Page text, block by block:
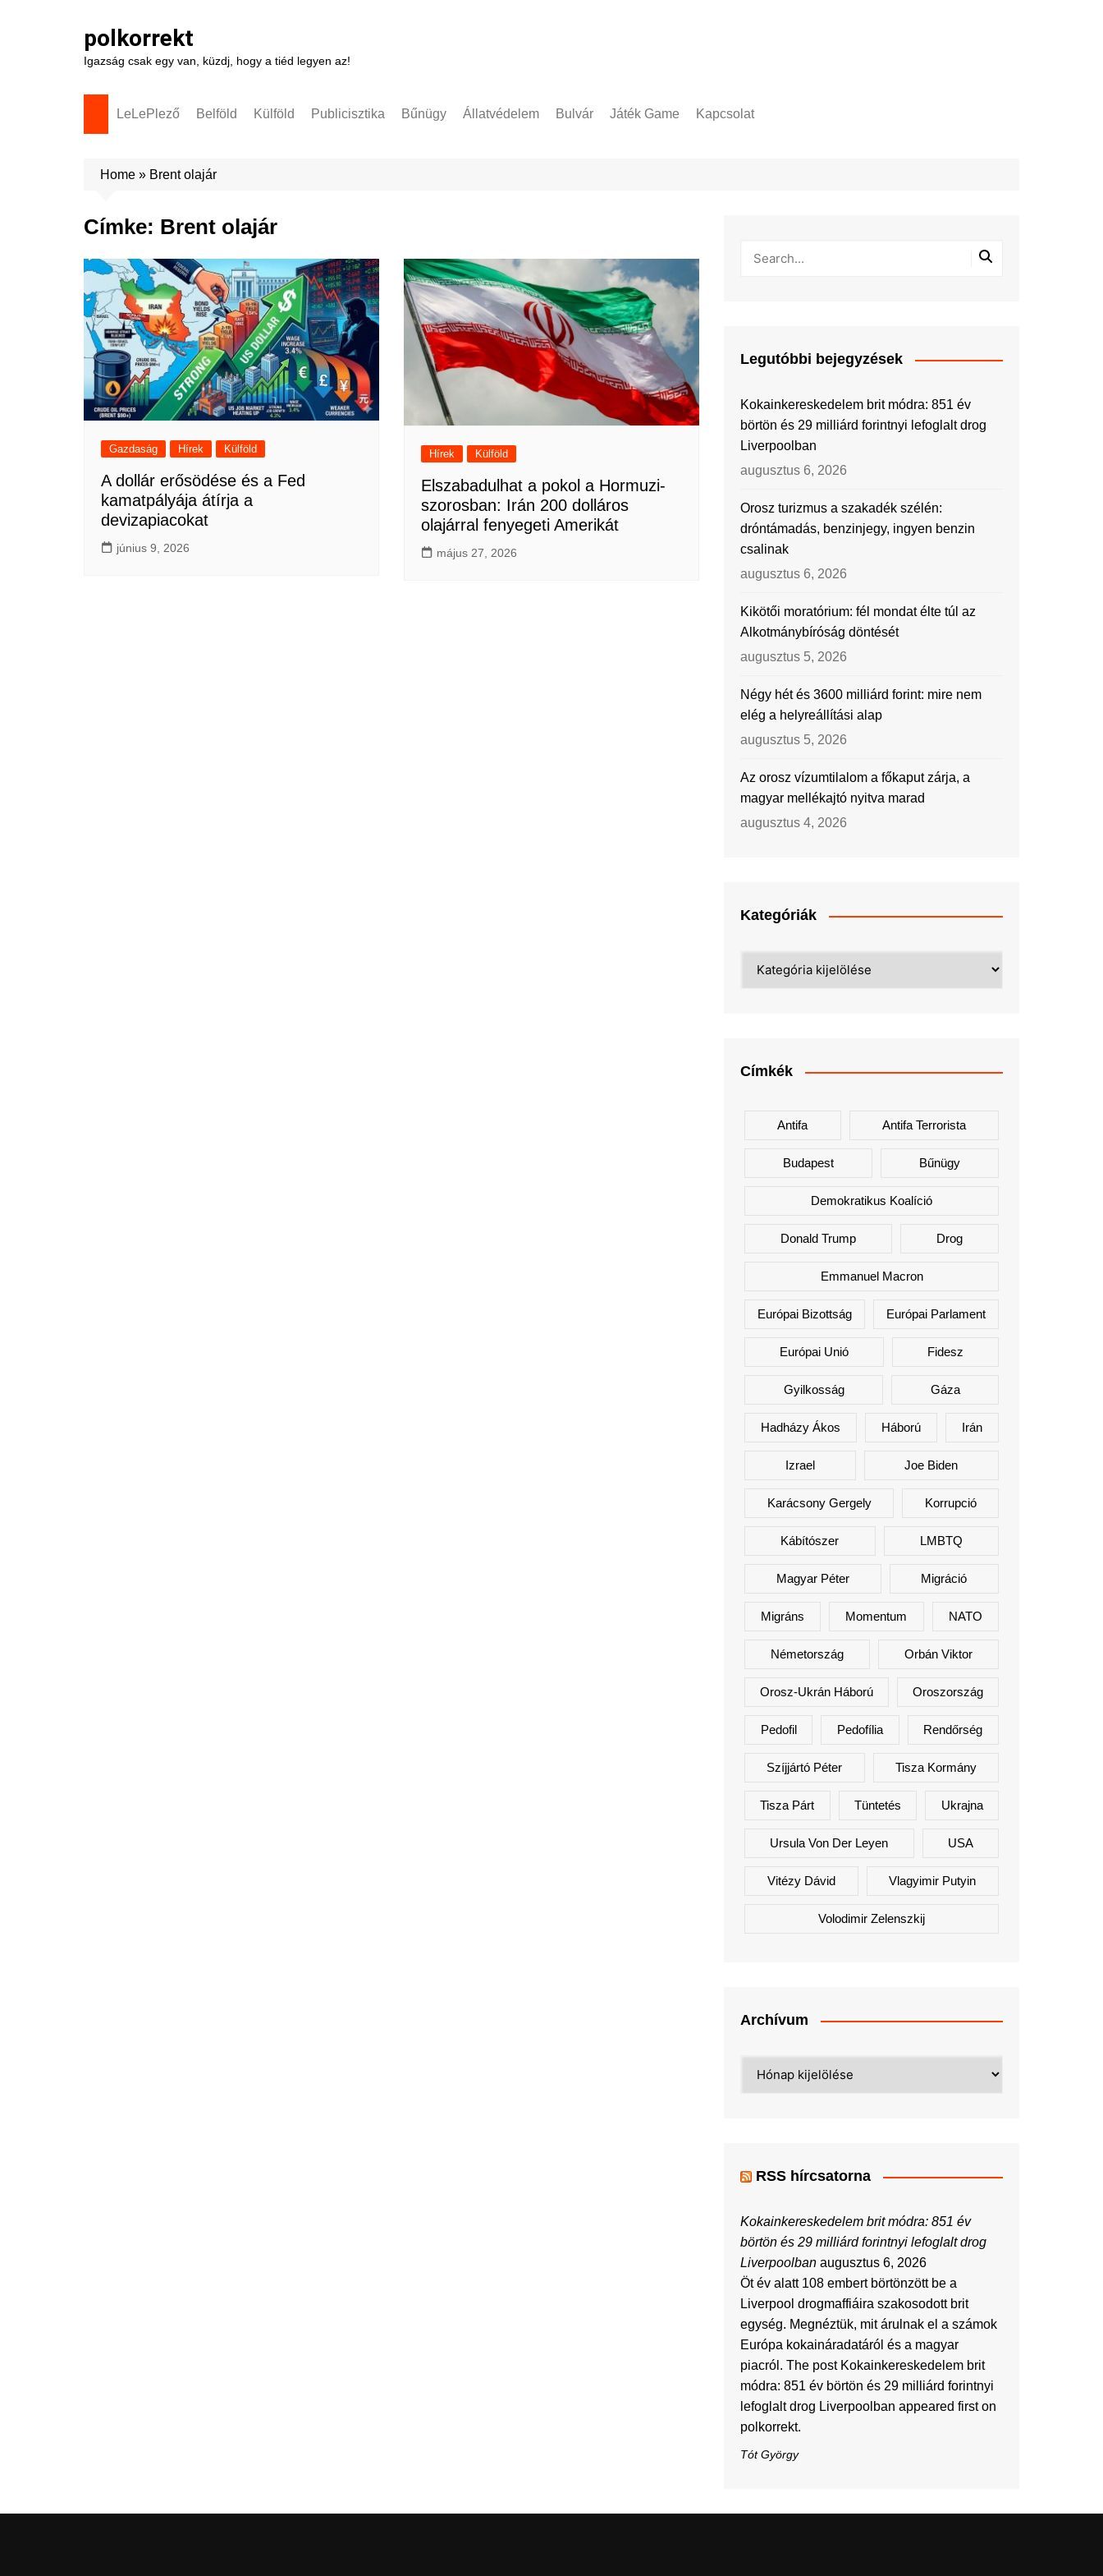
polkorrekt
Igazság csak egy van, küzdj, hogy a tiéd legyen az!
LeLePlező Belföld Külföld Publicisztika Bűnügy Állatvédelem Bulvár Játék Game Kapcsolat
Home » Brent olajár
Címke: Brent olajár
Gazdaság Hírek Külföld
A dollár erősödése és a Fed
kamatpályája átírja a
devizapiacokat
június 9, 2026
Hírek Külföld
Elszabadulhat a pokol a Hormuzi-
szorosban: Irán 200 dolláros
olajárral fenyegeti Amerikát
május 27, 2026
Legutóbbi bejegyzések
Kokainkereskedelem brit módra: 851 év
börtön és 29 milliárd forintnyi lefoglalt drog
Liverpoolban
augusztus 6, 2026
Orosz turizmus a szakadék szélén:
dróntámadás, benzinjegy, ingyen benzin
csalinak
augusztus 6, 2026
Kikötői moratórium: fél mondat élte túl az
Alkotmánybíróság döntését
augusztus 5, 2026
Négy hét és 3600 milliárd forint: mire nem
elég a helyreállítási alap
augusztus 5, 2026
Az orosz vízumtilalom a főkaput zárja, a
magyar mellékajtó nyitva marad
augusztus 4, 2026
Kategóriák
Címkék
Antifa Antifa Terrorista
Budapest Bűnügy
Demokratikus Koalíció
Donald Trump Drog
Emmanuel Macron
Európai Bizottság Európai Parlament
Európai Unió Fidesz
Gyilkosság Gáza
Hadházy Ákos Háború Irán
Izrael Joe Biden
Karácsony Gergely Korrupció
Kábítószer LMBTQ
Magyar Péter Migráció
Migráns Momentum NATO
Németország Orbán Viktor
Orosz-Ukrán Háború Oroszország
Pedofil Pedofília Rendőrség
Szíjjártó Péter Tisza Kormány
Tisza Párt Tüntetés Ukrajna
Ursula Von Der Leyen USA
Vitézy Dávid Vlagyimir Putyin
Volodimir Zelenszkij
Archívum
RSS hírcsatorna
Kokainkereskedelem brit módra: 851 év
börtön és 29 milliárd forintnyi lefoglalt drog
Liverpoolban augusztus 6, 2026
Öt év alatt 108 embert börtönzött be a
Liverpool drogmaffiáira szakosodott brit
egység. Megnéztük, mit árulnak el a számok
Európa kokaináradatáról és a magyar
piacról. The post Kokainkereskedelem brit
módra: 851 év börtön és 29 milliárd forintnyi
lefoglalt drog Liverpoolban appeared first on
polkorrekt.
Tót György